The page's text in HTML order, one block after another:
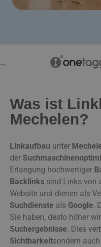
Was ist
Mechelen?
Linkaufbau unter
der
Erlangung hochwertiger
Backlinks sind Links von
Website und dienen als
Suchdienste als Google.
Sie haben, desto höher
Suchergebnisse. Dies
Sichtbarkeitsondern